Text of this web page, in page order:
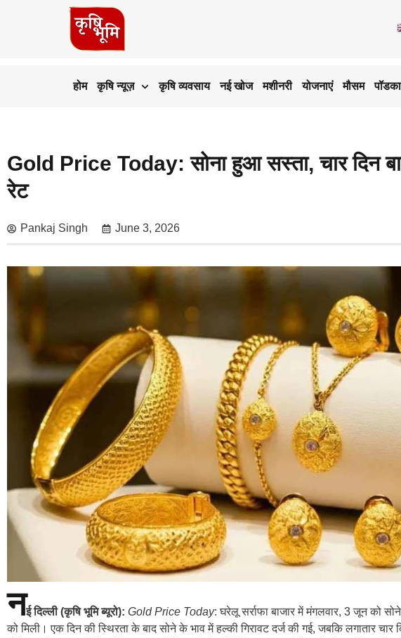
होम कृषि न्यूज़ कृषि व्यवसाय नई खोज मशीनरी योजनाएं मौसम
Gold Price Today: सोना हुआ सस्ता, चार दिन
रेट
Pankaj Singh June 3, 2026
नई दिल्ली (कृषि भूमि ब्यूरो): Gold Price Today: घरेलू सर्राफा बाजार में मंगलवार, 3 जून को
को मिली। एक दिन की स्थिरता के बाद सोने के भाव में हल्की गिरावट दर्ज की गई, जबकि लगातार चार